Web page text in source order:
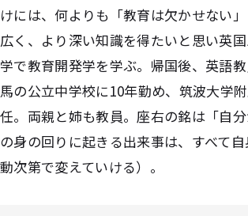
けには、何よりも「教育は欠かせない
広く、より深い知識を得たいと思い英
学で教育開発学を学ぶ。帰国後、英語
馬の公立中学校に10年勤め、筑波大学
任。両親と姉も教員。座右の銘は「自
の身の回りに起きる出来事は、すべて
動次第で変えていける）。